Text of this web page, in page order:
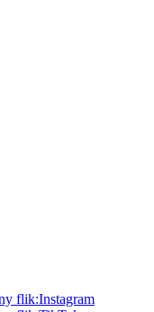
flik:Instagram